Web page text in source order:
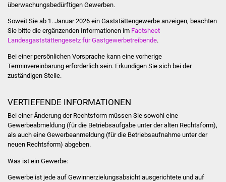
Kulturhalle
Vereine und Parteien
Beirat Süßener Vereine
Sportanlagen
Erlebnisregion
überwachungsbedürftigen Gewerben.
Soweit Sie ab 1. Januar 2026 ein Gaststättengewerbe anzeigen, beachten
Sie bitte die ergänzenden Informationen im Factsheet
Landesgaststättengesetz für Gastgewerbetreibende.
Bei einer persönlichen Vorsprache kann eine vorherige
Terminvereinbarung erforderlich sein. Erkundigen Sie sich bei der
zuständigen Stelle.
VERTIEFENDE INFORMATIONEN
Bei einer Änderung der Rechtsform müssen Sie sowohl eine
Gewerbeabmeldung (für die Betriebsaufgabe unter der alten Rechtsform),
als auch eine Gewerbeanmeldung (für die Betriebsaufnahme unter der
neuen Rechtsform) abgeben.
Was ist ein Gewerbe:
Gewerbe ist jede auf Gewinnerzielungsabsicht ausgerichtete und auf